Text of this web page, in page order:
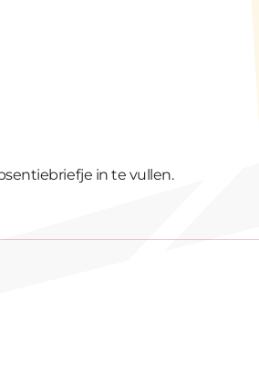
in te vullen.